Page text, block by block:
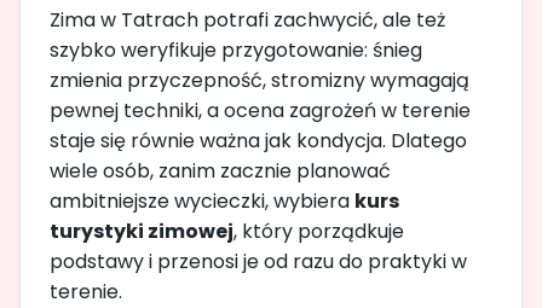
Zima w Tatrach potrafi zachwycić, ale też
szybko weryfikuje przygotowanie: śnieg
zmienia przyczepność, stromizny wymagają
pewnej techniki, a ocena zagrożeń w terenie
staje się równie ważna jak kondycja. Dlatego
wiele osób, zanim zacznie planować
ambitniejsze wycieczki, wybiera kurs
turystyki zimowej, który porządkuje
podstawy i przenosi je od razu do praktyki w
terenie.